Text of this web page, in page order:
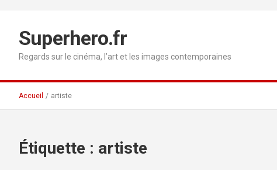
contenuSuperhero.fr
Regards sur le cinéma, l’art et les images contemporaines
Accueil artiste
Étiquette : artiste